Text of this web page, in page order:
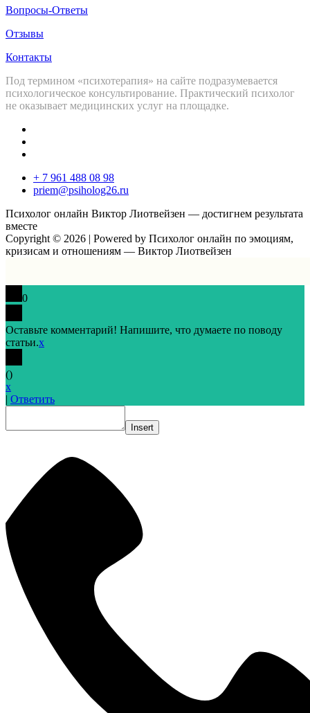
Вопросы-Ответы
Отзывы
Контакты
Под термином «психотерапия» на сайте подразумевается
психологическое консультирование. Практический психолог
не оказывает медицинских услуг на площадке.
+ 7 961 488 08 98
priem@psiholog26.ru
Психолог онлайн Виктор Лиотвейзен — достигнем результата
вместе
Copyright © 2026 | Powered by Психолог онлайн по эмоциям,
кризисам и отношениям — Виктор Лиотвейзен
0
Оставьте комментарий! Напишите, что думаете по поводу
статьи.x
()
x
| Ответить
Insert